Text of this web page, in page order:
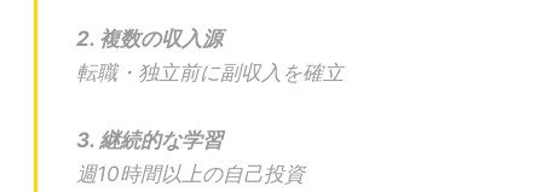
2. 複数の収入源
転職・独立前に副収入を確立
3. 継続的な学習
週10時間以上の自己投資